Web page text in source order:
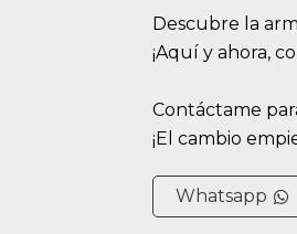
Descubre la
¡Aquí y ahora,
Contáctame
¡El cambio
Whatsapp